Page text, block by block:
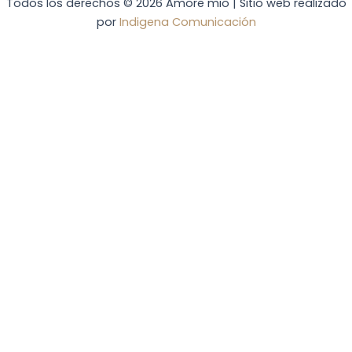
Todos los derechos © 2026 Amore mio | Sitio web realizado
por Indigena Comunicación